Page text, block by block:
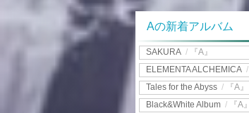
Aの新着アルバム
SAKURA /
『A』
ELEMENTA ALCHEMICA /
Tales for the Abyss /
『A』
Black&White Album / 『A』